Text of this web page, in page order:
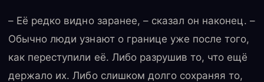
– Её редко видно заранее, – сказал он наконец. –
Обычно люди узнают о границе уже после того,
как переступили её. Либо разрушив то, что ещё
держало их. Либо слишком долго сохраняя то,